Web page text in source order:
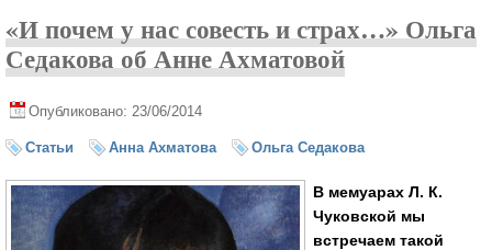
«И почем у нас совесть и страх…» Ольга
Седакова об Анне Ахматовой
Опубликовано: 23/06/2014
Статьи Анна Ахматова Ольга Седакова
В мемуарах Л. К.
Чуковской мы
встречаем такой